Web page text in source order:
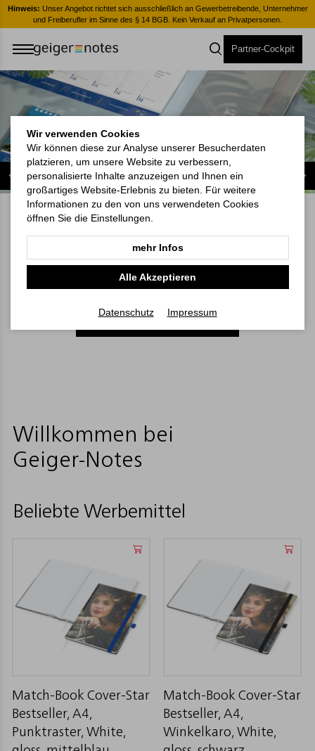
Hinweis: Unser Angebot richtet sich ausschließlich an Gewerbetreibende, Unternehmer
und Freiberufler im Sinne des § 14 BGB. Kein Verkauf an Privatpersonen.
Partner-Cockpit
Einmal schenken und täglich
wirken.
Der Compact Bestseller und das Visco-Book A5 Bestseller begleiten durch den
Arbeitsalltag – Tag für Tag. So wird aus einer kleinen Aufmerksamkeit langfristige
Markenpräsenz.
Willkommen bei
Geiger-Notes
Beliebte Werbemittel
Match-Book Cover-Star
Bestseller, A4,
Punktraster, White,
Match-Book Cover-Star
Bestseller, A4,
Winkelkaro, White,
Wir verwenden Cookies
Wir können diese zur Analyse unserer Besucherdaten
platzieren, um unsere Website zu verbessern,
personalisierte Inhalte anzuzeigen und Ihnen ein
großartiges Website-Erlebnis zu bieten. Für weitere
Informationen zu den von uns verwendeten Cookies
öffnen Sie die Einstellungen.
mehr Infos
Alle Akzeptieren
Datenschutz Impressum